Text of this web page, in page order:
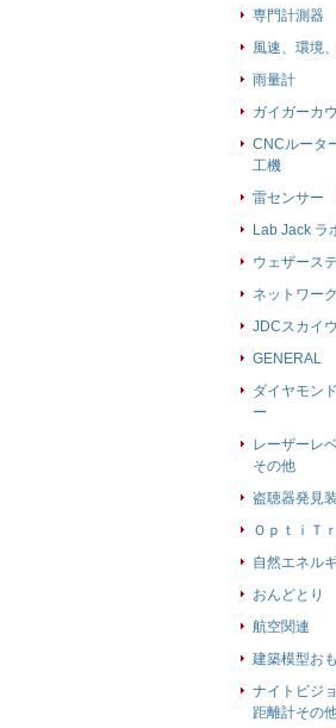
専門計測器
風速、環境
雨量計
ガイガーカ
CNCルータ
工機
雷センサー
Lab Jack ラ
ウェザース
ネットワー
JDCスカイ
GENERAL
ダイヤモン
ー
レーザーレ
その他
盗聴器発見
ＯｐｔｉＴ
自然エネル
おんどとり
航空関連
建築模型お
ナイトビジ
距離計その